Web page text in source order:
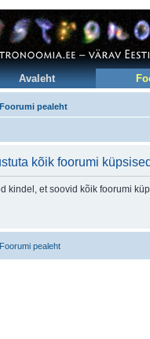
Avaleht
Foorumi pealeht
kõik foorumi küpsised
kindel, et soovid kõik foorumi
Foorumi pealeht